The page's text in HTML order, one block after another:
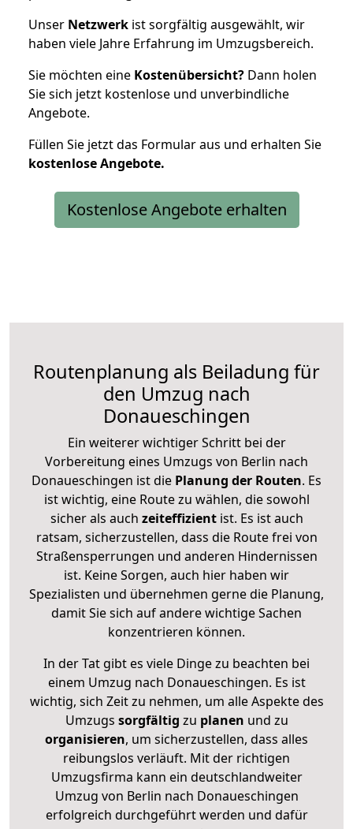
Unser Netzwerk ist sorgfältig ausgewählt, wir
haben viele Jahre Erfahrung im Umzugsbereich.
Sie möchten eine Kostenübersicht? Dann holen
Sie sich jetzt kostenlose und unverbindliche
Angebote.
Füllen Sie jetzt das Formular aus und erhalten Sie
kostenloseAngebote.
Kostenlose Angebote erhalten
Routenplanung als Beiladung für
den Umzug nach
Donaueschingen
Ein weiterer wichtiger Schritt bei der
Vorbereitung eines Umzugs von Berlin nach
Donaueschingen ist die Planung der Routen. Es
ist wichtig, eine Route zu wählen, die sowohl
sicher als auch zeiteffizientist. Es ist auch
ratsam, sicherzustellen, dass die Route frei von
Straßensperrungen und anderen Hindernissen
ist. Keine Sorgen, auch hier haben wir
Spezialisten und übernehmen gerne die Planung,
damit Sie sich auf andere wichtige Sachen
konzentrieren können.
In der Tat gibt es viele Dinge zu beachten bei
einem Umzug nach Donaueschingen. Es ist
wichtig, sich Zeit zu nehmen, um alle Aspekte des
Umzugs sorgfältig zu planen und zu
organisieren, um sicherzustellen, dass alles
reibungslos verläuft. Mit der richtigen
Umzugsfirma kann ein deutschlandweiter
Umzug von Berlin nach Donaueschingen
erfolgreich durchgeführt werden und dafür